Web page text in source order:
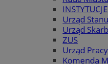
INSTYTUCJE
Urząd
Urząd
ZUS
Urząd Pracy
Komenda